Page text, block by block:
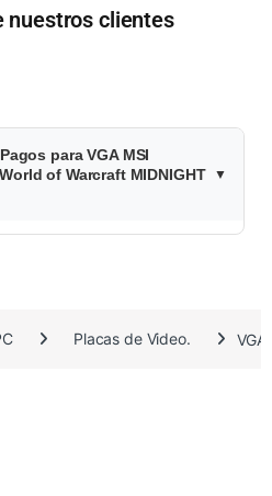
nuestros clientes
para VGA MSI
of Warcraft MIDNIGHT
Placas de Video.